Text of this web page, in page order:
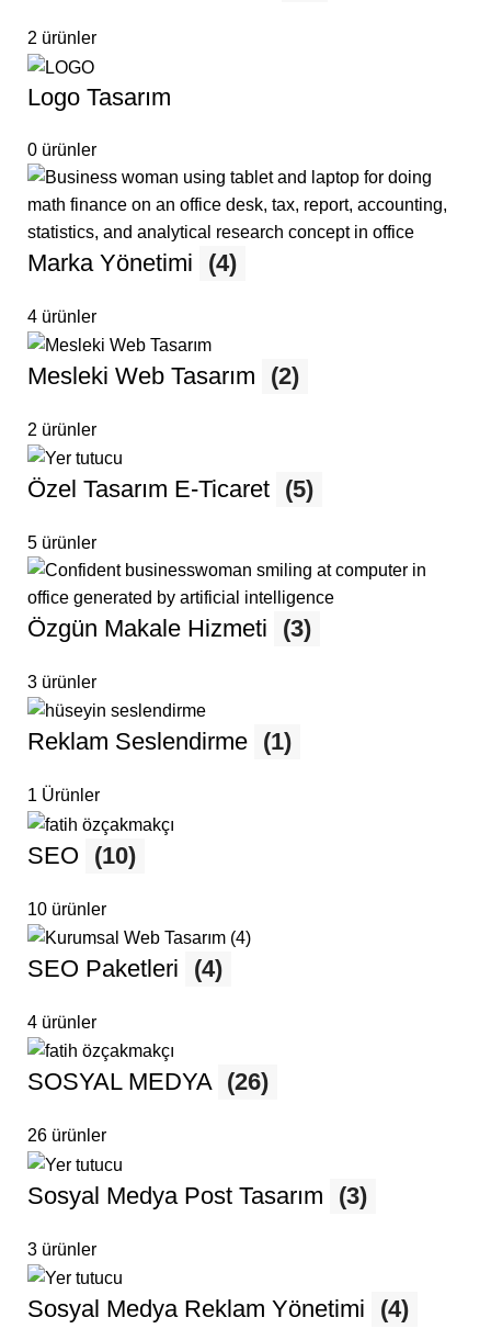
2 ürünler
Logo Tasarım
0 ürünler
Marka Yönetimi (4)
4 ürünler
Mesleki Web Tasarım (2)
2 ürünler
Özel Tasarım E-Ticaret (5)
5 ürünler
Özgün Makale Hizmeti (3)
3 ürünler
Reklam Seslendirme (1)
1 Ürünler
SEO (10)
10 ürünler
SEO Paketleri (4)
4 ürünler
SOSYAL MEDYA (26)
26 ürünler
Sosyal Medya Post Tasarım (3)
3 ürünler
Sosyal Medya Reklam Yönetimi (4)